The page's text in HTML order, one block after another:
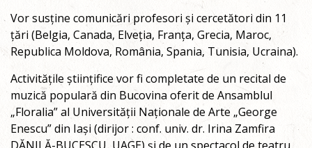
Vor susține comunicări profesori și cercetători din 11
țări (Belgia, Canada, Elveția, Franța, Grecia, Maroc,
Republica Moldova, România, Spania, Tunisia, Ucraina).
Activitățile științifice vor fi completate de un recital de
muzică populară din Bucovina oferit de Ansamblul
„Floralia” al Universității Naționale de Arte „George
Enescu” din Iași (dirijor : conf. univ. dr. Irina Zamfira